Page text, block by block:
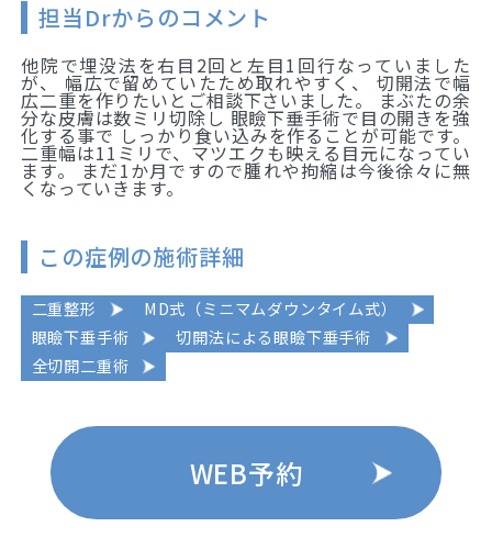
担当Drからのコメント
他院で埋没法を右目2回と左目1回行なっていました
が、 幅広で留めていたため取れやすく、 切開法で幅
広二重を作りたいとご相談下さいました。 まぶたの余
分な皮膚は数ミリ切除し 眼瞼下垂手術で目の開きを強
化する事で しっかり食い込みを作ることが可能です。
二重幅は11ミリで、マツエクも映える目元になってい
ます。 まだ1か月ですので腫れや拘縮は今後徐々に無
くなっていきます。
この症例の施術詳細
二重整形
MD式（ミニマムダウンタイム式）
眼瞼下垂手術
切開法による眼瞼下垂手術
全切開二重術
WEB予約